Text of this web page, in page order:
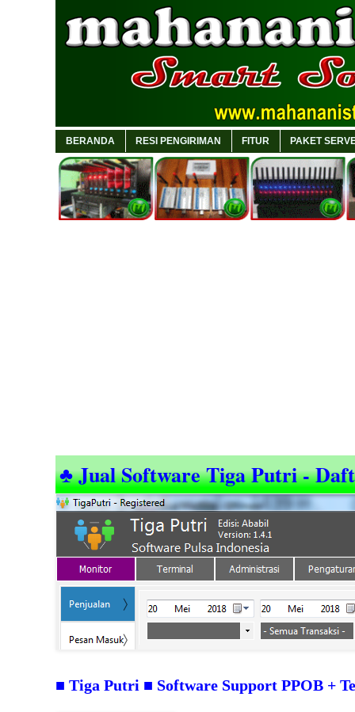
BERANDA RESI PENGIRIMAN FITUR PAKET
♣ Jual Software Tiga Putri -
■ Tiga Putri ■ Software Support PPOB +